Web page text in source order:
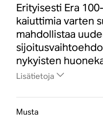
Erityisesti Era
kaiuttimia varten
mahdollistaa
nykyisten
Lisätietoja
Musta